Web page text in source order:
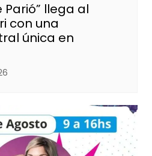
Parió” llega al
con una
única en